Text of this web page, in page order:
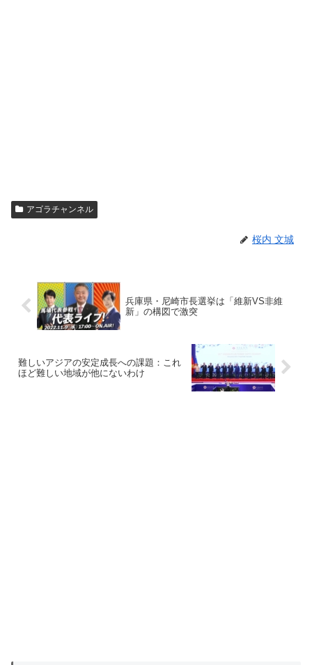
アゴラチャンネル
桜内 文城
兵庫県・尼崎市長選挙は「維新VS非維
新」の構図で激突
難しいアジアの安定成長への課題：これ
ほど難しい地域が他にないわけ